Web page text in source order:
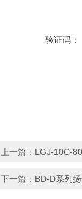
验证码：
上一篇： LGJ-10C-
下一篇： BD-D系列